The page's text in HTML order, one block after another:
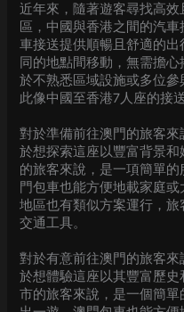
近年來，隨著遊客尋找高
區，中國與香港之間的汽
車接送提供順暢且舒適的
同的地點間移動，無需擔
於不熟悉區域設施或多位
此像中國至香港7人座的接
對於準備前往澳門的旅客
於想探索這座以豐富背景
的旅客來說，是一項簡單
門包車也能方便地載家庭
地區也有類似方案運行，
交通工具。
對於有意前往澳門的旅客
於想體驗這座以其豐富歷
市的旅客來說，是一個簡